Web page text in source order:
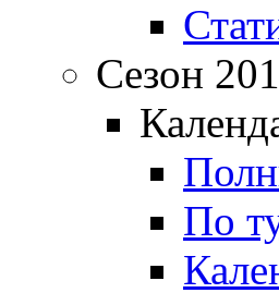
Сезон
По